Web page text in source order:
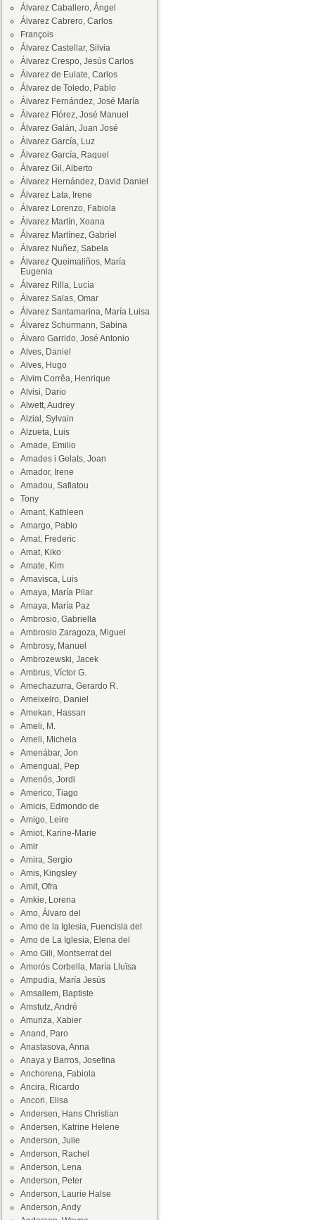
Álvarez Caballero, Ángel
Álvarez Cabrero, Carlos
François
Álvarez Castellar, Silvia
Álvarez Crespo, Jesús Carlos
Álvarez de Eulate, Carlos
Álvarez de Toledo, Pablo
Álvarez Fernández, José María
Álvarez Flórez, José Manuel
Álvarez Galán, Juan José
Álvarez García, Luz
Álvarez García, Raquel
Álvarez Gil, Alberto
Álvarez Hernández, David Daniel
Álvarez Lata, Irene
Álvarez Lorenzo, Fabiola
Álvarez Martín, Xoana
Álvarez Martínez, Gabriel
Álvarez Nuñez, Sabela
Álvarez Queimaliños, María
Eugenia
Álvarez Rilla, Lucía
Álvarez Salas, Omar
Álvarez Santamarina, María Luisa
Álvarez Schurmann, Sabina
Álvaro Garrido, José Antonio
Alves, Daniel
Alves, Hugo
Alvim Corrêa, Henrique
Alvisi, Dario
Alwett, Audrey
Alzial, Sylvain
Alzueta, Luis
Amade, Emilio
Amades i Gelats, Joan
Amador, Irene
Amadou, Safiatou
Tony
Amant, Kathleen
Amargo, Pablo
Amat, Frederic
Amat, Kiko
Amate, Kim
Amavisca, Luis
Amaya, María Pilar
Amaya, María Paz
Ambrosio, Gabriella
Ambrosio Zaragoza, Miguel
Ambrosy, Manuel
Ambrozewski, Jacek
Ambrus, Víctor G.
Amechazurra, Gerardo R.
Ameixeiro, Daniel
Amekan, Hassan
Ameli, M.
Ameli, Michela
Amenábar, Jon
Amengual, Pep
Amenós, Jordi
Americo, Tiago
Amicis, Edmondo de
Amigo, Leire
Amiot, Karine-Marie
Amir
Amira, Sergio
Amis, Kingsley
Amit, Ofra
Amkie, Lorena
Amo, Álvaro del
Amo de la Iglesia, Fuencisla del
Amo de La Iglesia, Elena del
Amo Gili, Montserrat del
Amorós Corbella, María Lluïsa
Ampudia, María Jesús
Amsallem, Baptiste
Amstutz, André
Amuriza, Xabier
Anand, Paro
Anastasova, Anna
Anaya y Barros, Josefina
Anchorena, Fabiola
Ancira, Ricardo
Ancori, Elisa
Andersen, Hans Christian
Andersen, Katrine Helene
Anderson, Julie
Anderson, Rachel
Anderson, Lena
Anderson, Peter
Anderson, Laurie Halse
Anderson, Andy